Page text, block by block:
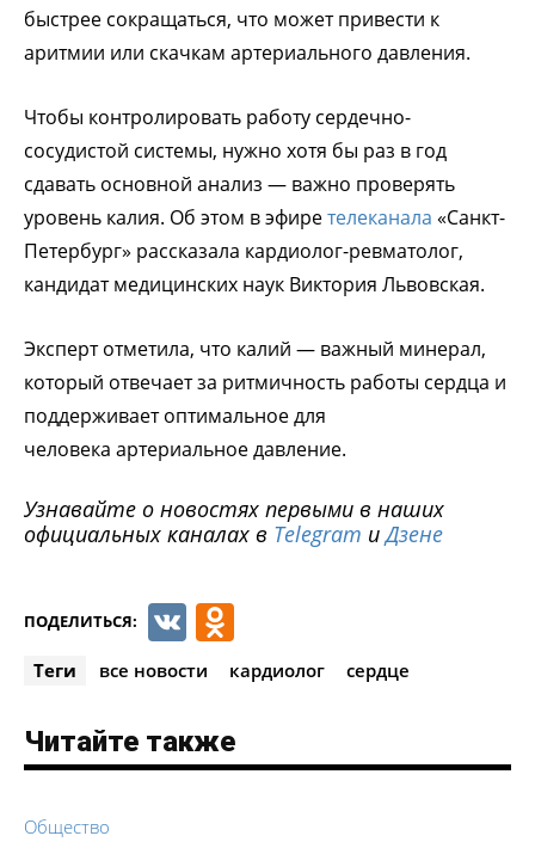
быстрее сокращаться, что может привести к
аритмии или скачкам артериального давления.
Чтобы контролировать работу сердечно-
сосудистой системы, нужно хотя бы раз в год
сдавать основной анализ — важно проверять
уровень калия. Об этом в эфиретелеканала «Санкт-
Петербург» рассказала кардиолог-ревматолог,
кандидат медицинских наук Виктория Львовская.
Эксперт отметила, что калий — важный минерал,
который отвечает за ритмичность работы сердца и
поддерживает оптимальное для
человека артериальное давление.
Узнавайте о новостях первыми в наших
официальных каналах в Telegram иДзене
ПОДЕЛИТЬСЯ: VK
Теги все новости кардиолог сердце
Читайте также
Общество